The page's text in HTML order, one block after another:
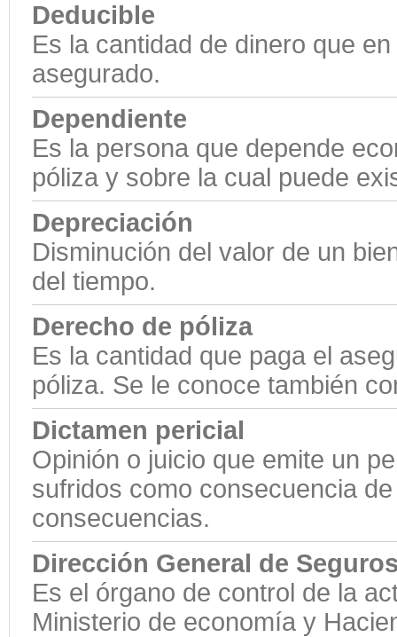
Deducible
Es la cantidad de dinero que
asegurado.
Dependiente
Es la persona que depende
póliza y sobre la cual puede
Depreciación
Disminución del valor de un
del tiempo.
Derecho de póliza
Es la cantidad que paga el
póliza. Se le conoce también
Dictamen pericial
Opinión o juicio que emite un
sufridos como consecuencia
consecuencias.
Dirección General de
Es el órgano de control de la
Ministerio de economía y